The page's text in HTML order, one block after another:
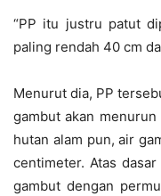
“PP itu justru patut
paling rendah 40 cm
Menurut dia, PP
gambut akan
hutan alam pun, air
centimeter. Atas
gambut dengan